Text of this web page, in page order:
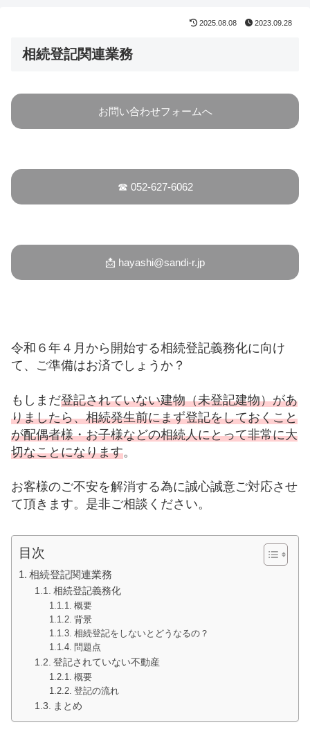
2025.08.08 2023.09.28
相続登記関連業務
お問い合わせフォームへ
☎ 052-627-6062
📩 hayashi@sandi-r.jp
令和６年４月から開始する相続登記義務化に向け
て、ご準備はお済でしょうか？
もしまだ登記されていない建物（未登記建物）があ
りましたら、相続発生前にまず登記をしておくこと
が配偶者様・お子様などの相続人にとって非常に大
切なことになります。
お客様のご不安を解消する為に誠心誠意ご対応させ
て頂きます。是非ご相談ください。
目次
相続登記関連業務
相続登記義務化
概要
背景
相続登記をしないとどうなるの？
問題点
登記されていない不動産
概要
登記の流れ
まとめ